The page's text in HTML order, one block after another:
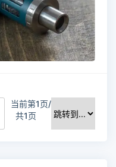
当前第1页/
共1页